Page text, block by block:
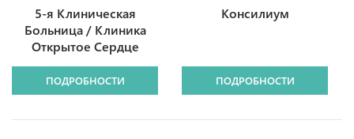
5-я Клиническая
Больница / Клиника
Открытое Сердце
ПОДРОБНОСТИ
Консилиум
ПОДРОБНОСТИ